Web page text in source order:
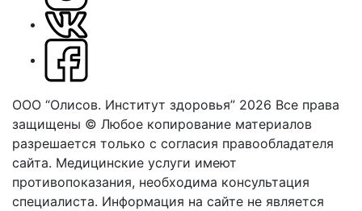
ООО “Олисов. Институт здоровья” 2026 Все права
защищены © Любое копирование материалов
разрешается только с согласия правообладателя
сайта. Медицинские услуги имеют
противопоказания, необходима консультация
специалиста. Информация на сайте не является